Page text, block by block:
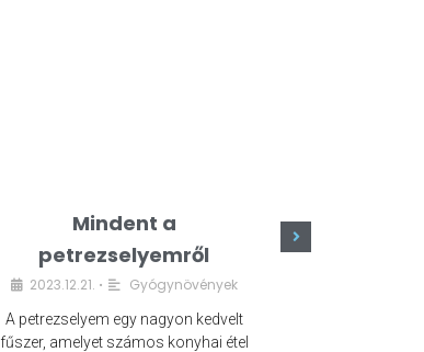
Mindent a
petrezselyemről
2023.12.21. • Gyógynövények
A petrezselyem egy nagyon kedvelt
fűszer, amelyet számos konyhai étel